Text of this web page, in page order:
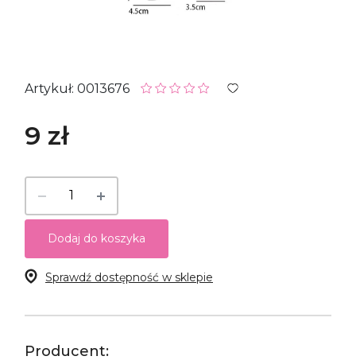
Artykuł: 0013676
9 zł
Dodaj do koszyka
Sprawdź dostępność w sklepie
Producent: